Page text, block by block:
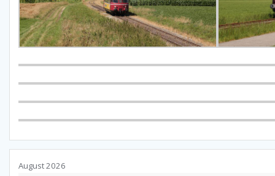
August 2026